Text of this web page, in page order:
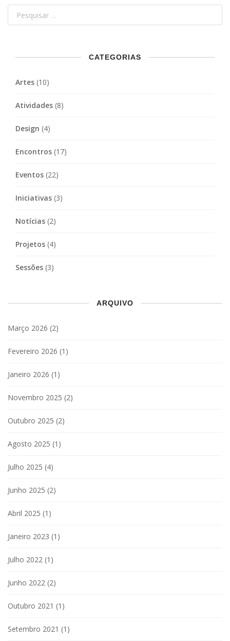
CATEGORIAS
Artes (10)
Atividades (8)
Design (4)
Encontros (17)
Eventos (22)
Iniciativas (3)
Notícias (2)
Projetos (4)
Sessões (3)
ARQUIVO
Março 2026 (2)
Fevereiro 2026 (1)
Janeiro 2026 (1)
Novembro 2025 (2)
Outubro 2025 (2)
Agosto 2025 (1)
Julho 2025 (4)
Junho 2025 (2)
Abril 2025 (1)
Janeiro 2023 (1)
Julho 2022 (1)
Junho 2022 (2)
Outubro 2021 (1)
Setembro 2021 (1)